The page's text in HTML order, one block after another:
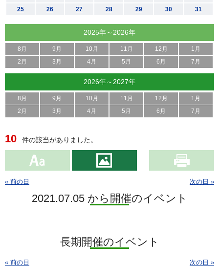
25
26 27 28 29 30 31
2025年～2026年
8月 9月 10月 11月 12月
1月
2月
3月 4月 5月 6月 7月
2026年～2027年
8月 9月 10月 11月 12月
1月
2月
3月 4月 5月 6月 7月
10 件の該当がありました。
« 前の日 次の日 »
2021.07.05 から開催のイベント
長期開催のイベント
« 前の日 次の日 »